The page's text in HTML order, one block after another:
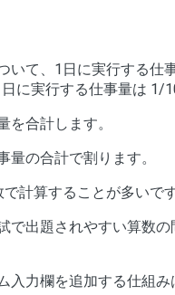
いて、1日に実行する仕
に実行する仕事量は 1/
を合計します。
量の合計で割ります。
計算することが多いで
で出題されやすい算数の
入力欄を追加する仕組み